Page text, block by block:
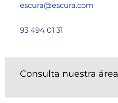
escura@escura.com
93 494 01 31
Consulta nuestra área